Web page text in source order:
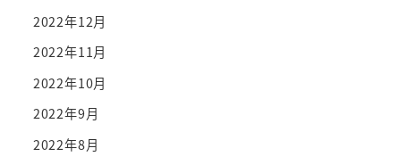
2022年12月
2022年11月
2022年10月
2022年9月
2022年8月